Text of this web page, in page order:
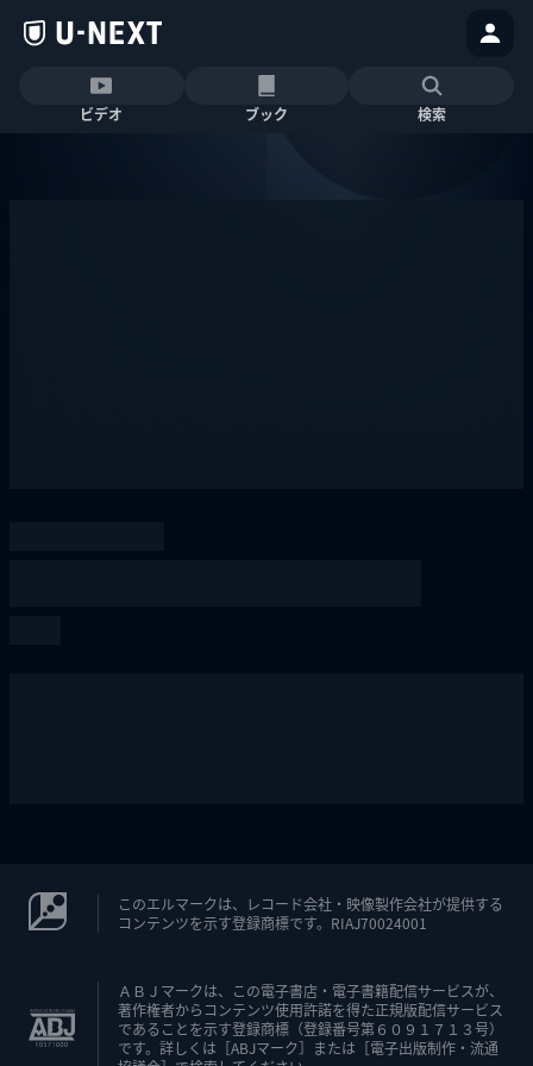
ビデオ ブック 検索
このエルマークは、レコード会社・映像製作会社が提供する
コンテンツを示す登録商標です。RIAJ70024001
ＡＢＪマークは、この電子書店・電子書籍配信サービスが、
著作権者からコンテンツ使用許諾を得た正規版配信サービス
であることを示す登録商標（登録番号第６０９１７１３号）
です。詳しくは［ABJマーク］または［電子出版制作・流通